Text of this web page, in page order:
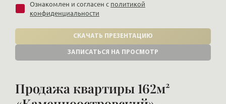
Ознакомлен и согласен с политикой
конфиденциальности
СКАЧАТЬ ПРЕЗЕНТАЦИЮ
ЗАПИСАТЬСЯ НА ПРОСМОТР
Продажа квартиры 162м²